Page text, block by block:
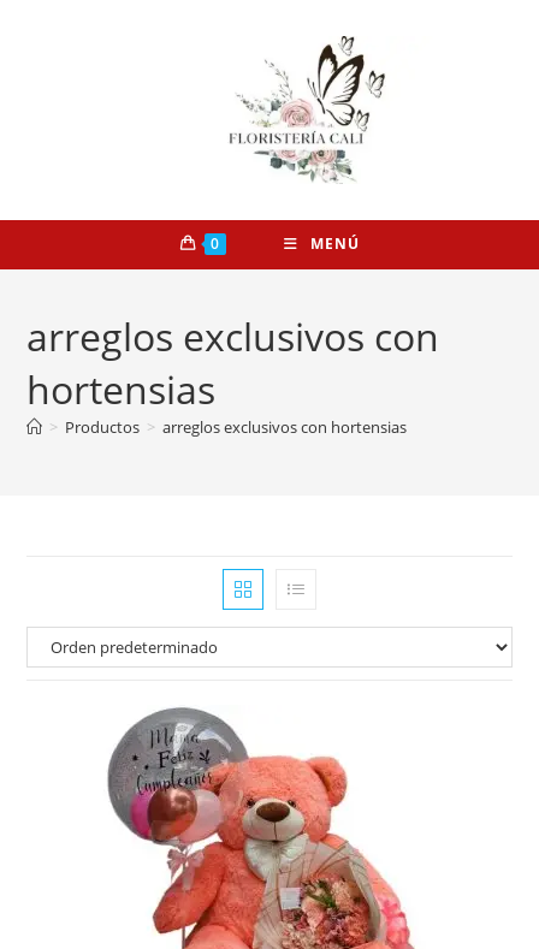
0 MENÚ
arreglos exclusivos con
hortensias
> Productos > arreglos exclusivos con hortensias